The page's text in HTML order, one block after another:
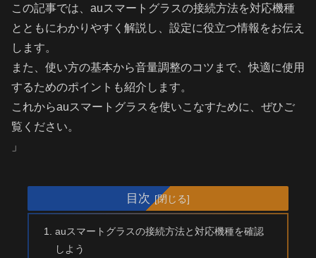
この記事では、auスマートグラスの接続方法を対応機種
とともにわかりやすく解説し、設定に役立つ情報をお伝え
します。
また、使い方の基本から音量調整のコツまで、快適に使用
するためのポイントも紹介します。
これからauスマートグラスを使いこなすために、ぜひご
覧ください。
」
目次
auスマートグラスの接続方法と対応機種を確認
しよう